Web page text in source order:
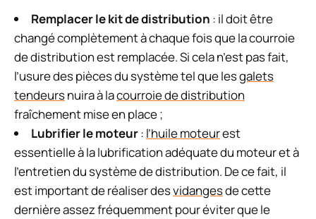
Remplacer le kit de distribution : il doit être
changé complètement à chaque fois que la courroie
de distribution est remplacée. Si cela n’est pas fait,
l’usure des pièces du système tel que lesgalets
tendeursnuira à lacourroie de distribution
fraîchement mise en place ;
Lubrifier le moteur: l’huile moteurest
essentielle à la lubrification adéquate du moteur et à
l’entretien du système de distribution. De ce fait, il
est important de réaliser desvidangesde cette
dernière assez fréquemment pour éviter que le